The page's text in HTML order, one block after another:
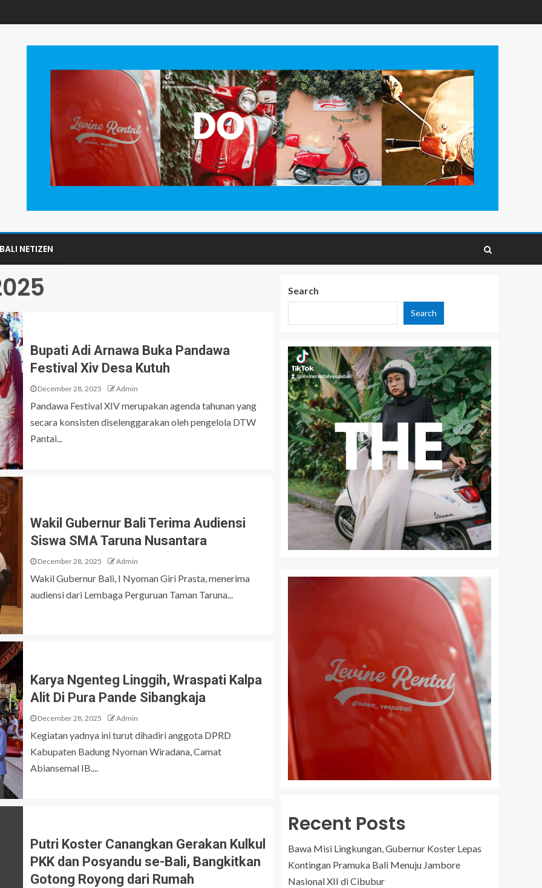
NETIZEN
Bupati Adi Arnawa Buka Pandawa
Festival Xiv Desa Kutuh
December 28, 2025 Admin
Pandawa Festival XIV merupakan agenda tahunan yang
secara konsisten diselenggarakan oleh pengelola DTW
Pantai...
Wakil Gubernur Bali Terima Audiensi
Siswa SMA Taruna Nusantara
December 28, 2025 Admin
Wakil Gubernur Bali, I Nyoman Giri Prasta, menerima
audiensi dari Lembaga Perguruan Taman Taruna...
Karya Ngenteg Linggih, Wraspati Kalpa
Alit Di Pura Pande Sibangkaja
December 28, 2025 Admin
Kegiatan yadnya ini turut dihadiri anggota DPRD
Kabupaten Badung Nyoman Wiradana, Camat
Abiansemal IB....
Putri Koster Canangkan Gerakan Kulkul
PKK dan Posyandu se-Bali, Bangkitkan
Gotong Royong dari Rumah
Search
Search
Recent Posts
Bawa Misi Lingkungan, Gubernur Koster Lepas
Kontingan Pramuka Bali Menuju Jambore
Nasional XII di Cibubur